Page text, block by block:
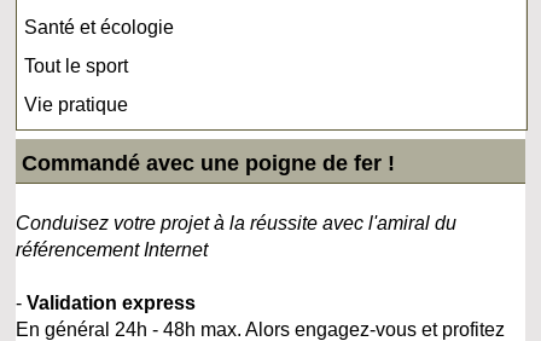
Santé et écologie
Tout le sport
Vie pratique
Commandé avec une poigne de fer !
Conduisez votre projet à la réussite avec l'amiral du
référencement Internet
-Validation express
En général 24h - 48h max. Alors engagez-vous et profitez